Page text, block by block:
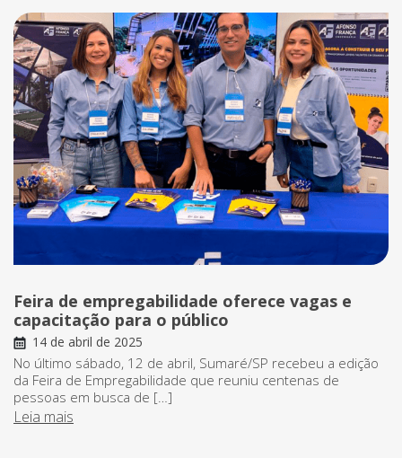
Feira de empregabilidade oferece vagas e
capacitação para o público
14 de abril de 2025
No último sábado, 12 de abril, Sumaré/SP recebeu a edição
da Feira de Empregabilidade que reuniu centenas de
pessoas em busca de […]
Leia mais